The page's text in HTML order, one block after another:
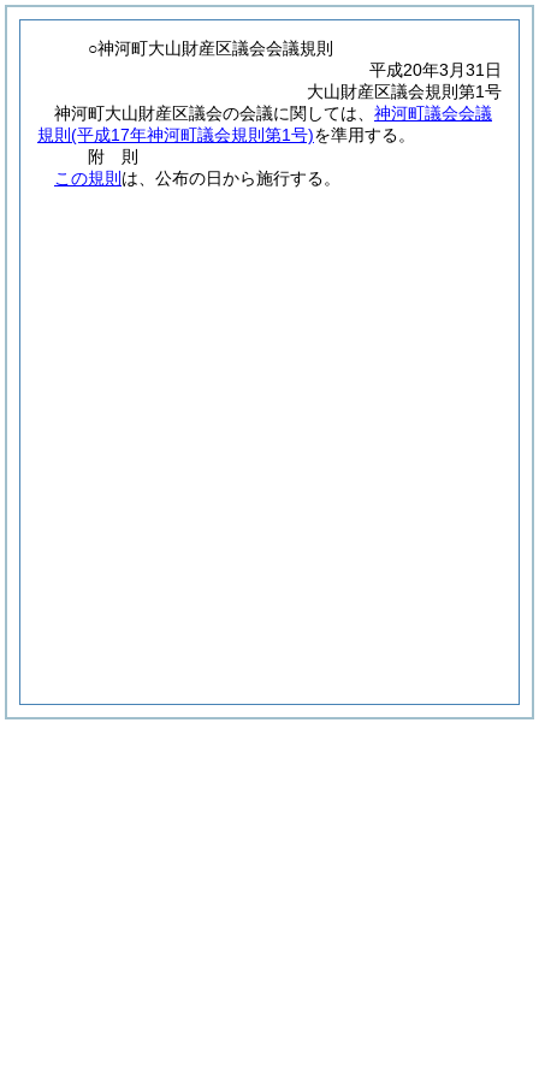
○神河町大山財産区議会会議規則
平成20年3月31日
大山財産区議会規則第1号
神河町大山財産区議会の会議に関しては、 神河町議会会議
規則 (平成17年神河町議会規則第1号)を準用する。
附 則
この規則 は、公布の日から施行する。